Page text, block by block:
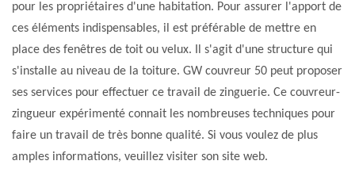
pour les propriétaires d'une habitation. Pour assurer l'apport de
ces éléments indispensables, il est préférable de mettre en
place des fenêtres de toit ou velux. Il s'agit d'une structure qui
s'installe au niveau de la toiture. GW couvreur 50 peut proposer
ses services pour effectuer ce travail de zinguerie. Ce couvreur-
zingueur expérimenté connait les nombreuses techniques pour
faire un travail de très bonne qualité. Si vous voulez de plus
amples informations, veuillez visiter son site web.